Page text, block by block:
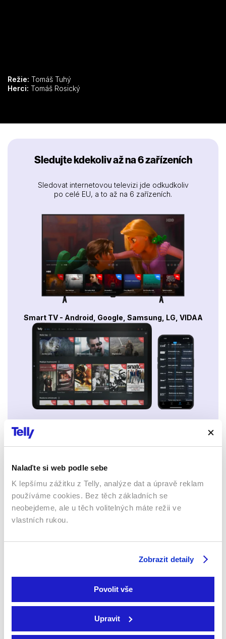
Nalaďte si web podle sebe
K lepšímu zážitku z Telly, analýze dat a úpravě reklam
používáme cookies. Bez těch základních se
neobejdeme, ale u těch volitelných máte režii ve
vlastních rukou.
Zobrazit detaily
Povolit vše
Upravit
Režie: Tomáš Tuhý
Herci: Tomáš Rosický
Sledujte kdekoliv až na 6 zařízeních
Sledovat internetovou televizi jde odkudkoliv
po celé EU, a to až na 6 zařízeních.
Smart TV - Android, Google, Samsung, LG, VIDAA